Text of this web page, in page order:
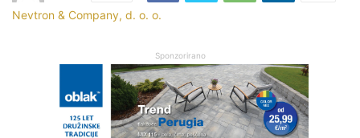
Nevtron & Company, d. o. o.
Sponzorirano